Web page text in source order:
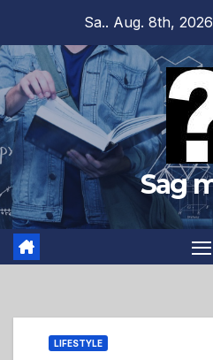
springen
Sa.. Aug. 8th, 2026
Sag
LIFESTYLE